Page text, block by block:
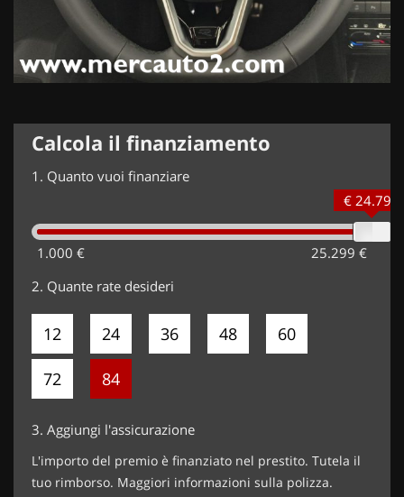
Calcola il finanziamento
1. Quanto vuoi finanziare
1.000 € 25.299 €
€ 24.799
2. Quante rate desideri
12 24 36 48 60
72 84
3. Aggiungi l'assicurazione
L'importo del premio è finanziato nel prestito. Tutela il
tuo rimborso. Maggiori informazioni sulla polizza.